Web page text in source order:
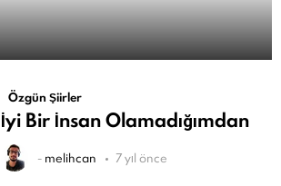
Özgün Şiirler
İyi Bir İnsan Olamadığımdan
- melihcan 7 yıl önce